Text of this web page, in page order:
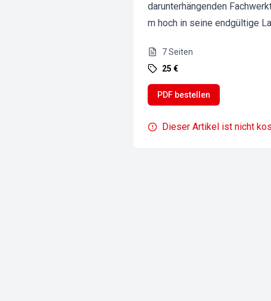
darunterhängenden
m hoch in seine endgültige
7Seiten
25 €
PDF bestellen
Dieser Artikel ist nicht